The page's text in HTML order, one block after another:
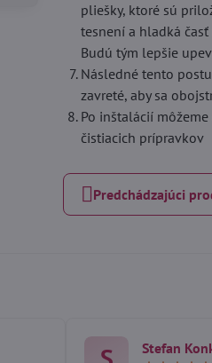
pliešky, ktoré sú
tesnení a hladká
Budú tým lepšie
Následné tento
zavreté, aby sa
Po inštalácií
čistiacich prípravkov
Predchádzajúci
Stefan